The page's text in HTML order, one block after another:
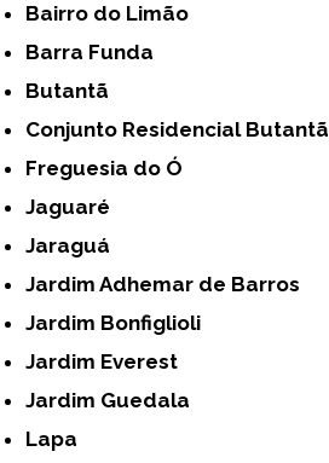
Bairro do Limão
Barra Funda
Butantã
Conjunto Residencial Butantã
Freguesia do Ó
Jaguaré
Jaraguá
Jardim Adhemar de Barros
Jardim Bonfiglioli
Jardim Everest
Jardim Guedala
Lapa